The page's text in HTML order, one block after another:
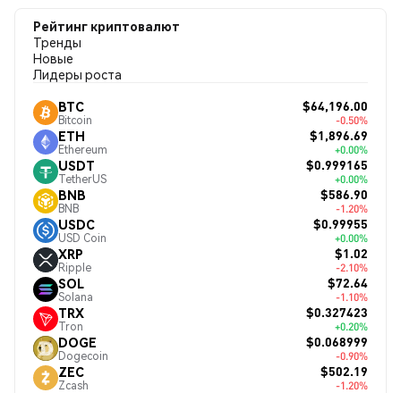
Рейтинг криптовалют
Тренды
Новые
Лидеры роста
BTC
Bitcoin
$64,196.00
-0.50%
ETH
Ethereum
$1,896.69
+0.00%
USDT
TetherUS
$0.999165
+0.00%
BNB
BNB
$586.90
-1.20%
USDC
USD Coin
$0.99955
+0.00%
XRP
Ripple
$1.02
-2.10%
SOL
Solana
$72.64
-1.10%
TRX
Tron
$0.327423
+0.20%
DOGE
Dogecoin
$0.068999
-0.90%
ZEC
Zcash
$502.19
-1.20%